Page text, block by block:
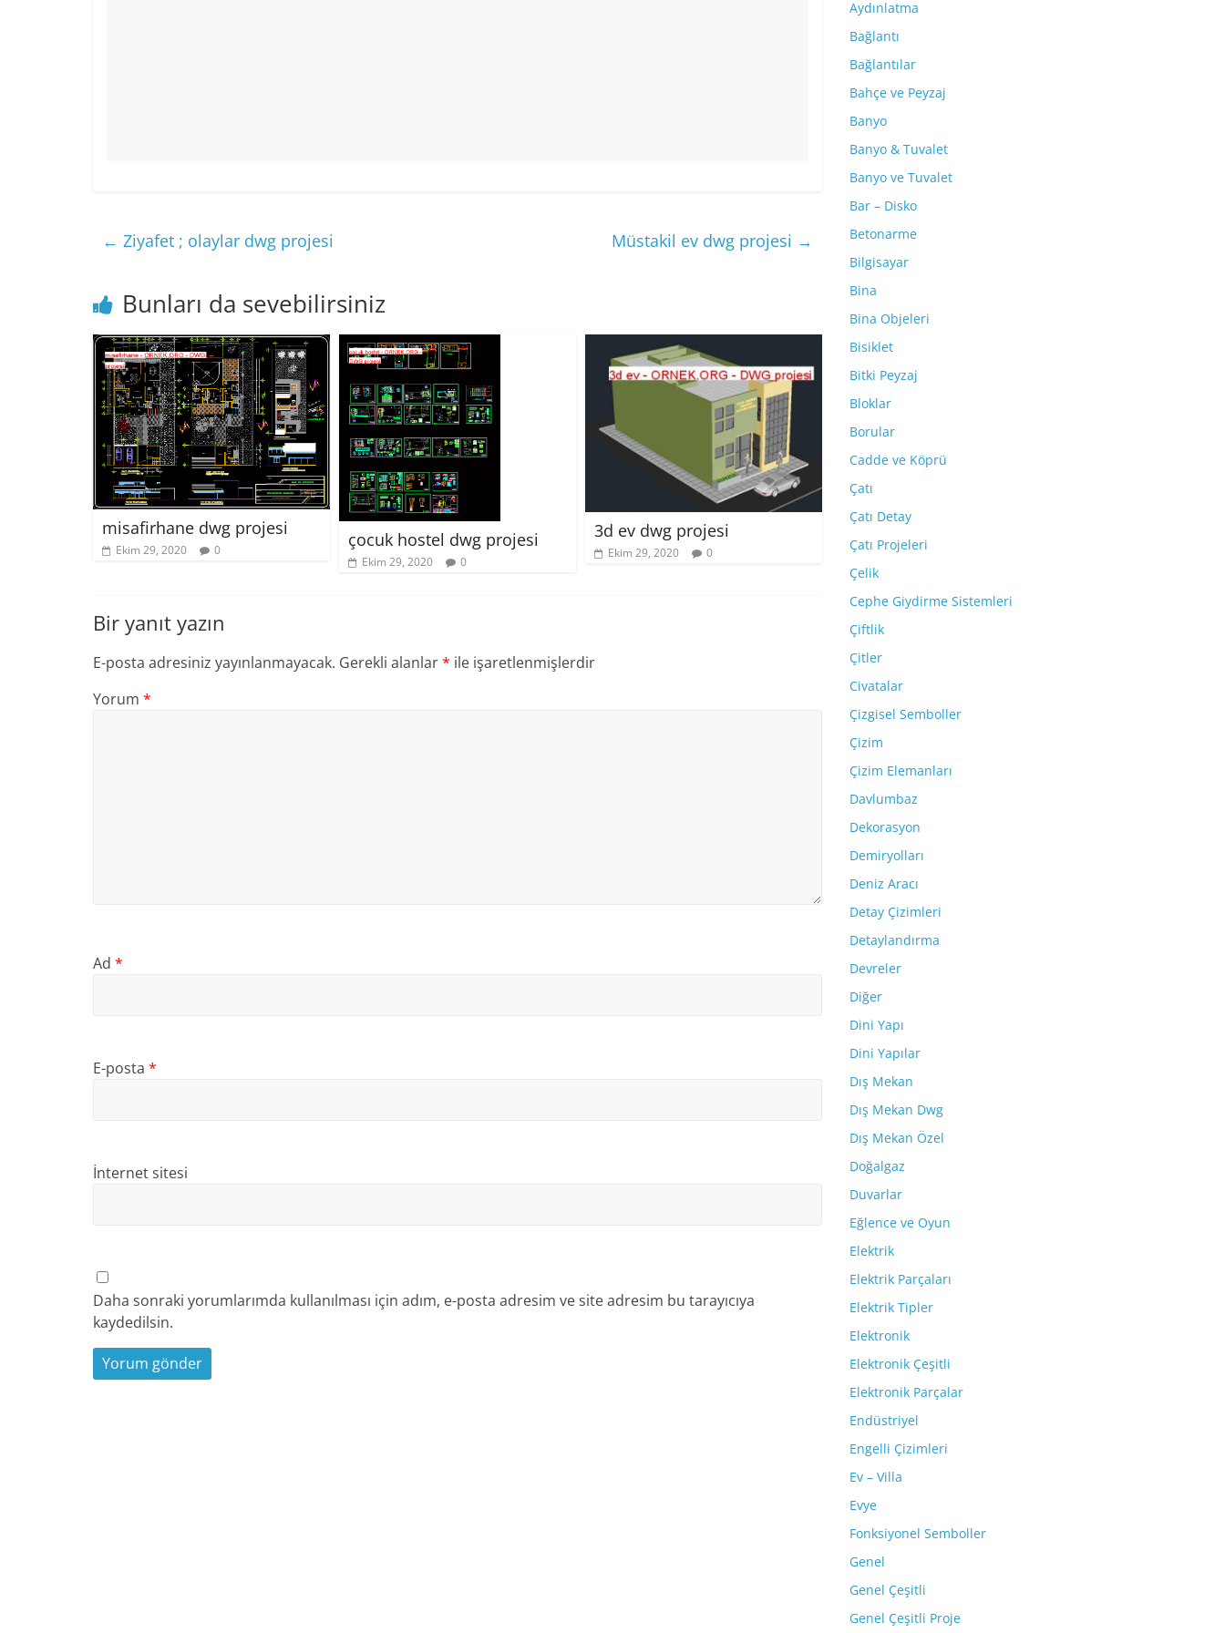
← Ziyafet ; olaylar dwg projesi Müstakil ev dwg projesi →
Bunları da sevebilirsiniz
misafirhane dwg projesi
Ekim 29, 2020 0 çocuk hostel dwg projesi
Ekim 29, 2020 0
3d ev dwg projesi
Ekim 29, 2020 0
Bir yanıt yazın
E-posta adresiniz yayınlanmayacak. Gerekli alanlar* ile işaretlenmişlerdir
Yorum *
Ad *
E-posta *
İnternet sitesi
Daha sonraki yorumlarımda kullanılması için adım, e-posta adresim ve site adresim bu tarayıcıya
kaydedilsin.
Aydınlatma
Bağlantı
Bağlantılar
Bahçe ve Peyzaj
Banyo
Banyo & Tuvalet
Banyo ve Tuvalet
Bar – Disko
Betonarme
Bilgisayar
Bina
Bina Objeleri
Bisiklet
Bitki Peyzaj
Bloklar
Borular
Cadde ve Köprü
Çatı
Çatı Detay
Çatı Projeleri
Çelik
Cephe Giydirme Sistemleri
Çiftlik
Çitler
Civatalar
Çizgisel Semboller
Çizim
Çizim Elemanları
Davlumbaz
Dekorasyon
Demiryolları
Deniz Aracı
Detay Çizimleri
Detaylandırma
Devreler
Diğer
Dini Yapı
Dini Yapılar
Dış Mekan
Dış Mekan Dwg
Dış Mekan Özel
Doğalgaz
Duvarlar
Eğlence ve Oyun
Elektrik
Elektrik Parçaları
Elektrik Tipler
Elektronik
Elektronik Çeşitli
Elektronik Parçalar
Endüstriyel
Engelli Çizimleri
Ev – Villa
Evye
Fonksiyonel Semboller
Genel
Genel Çeşitli
Genel Çeşitli Proje